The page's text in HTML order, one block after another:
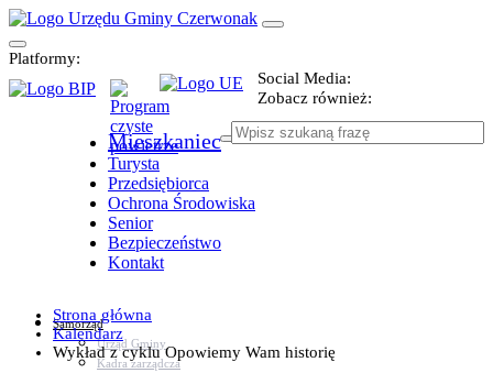
Platformy:
Social Media:
Zobacz również:
Mieszkaniec
Turysta
Przedsiębiorca
Ochrona Środowiska
Senior
Bezpieczeństwo
Kontakt
Samorząd
Urząd Gminy
Kadra zarządcza
Strona główna
Kalendarz
Wykład z cyklu Opowiemy Wam historię